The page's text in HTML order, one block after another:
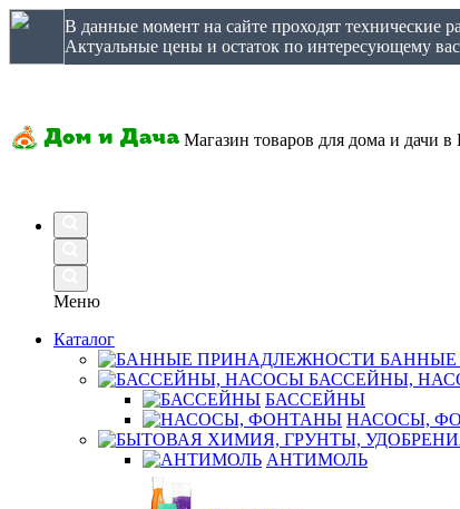
В данные момент на сайте проходят
Актуальные цены и остаток по интересующему
Магазин товаров для дома и дачи в
Меню
Каталог
БАННЫЕ
БАССЕЙНЫ,
БАССЕЙНЫ
НАСОСЫ,
АНТИМОЛЬ